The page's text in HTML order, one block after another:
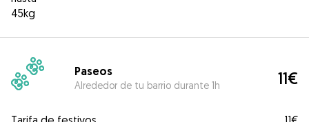
45kg
Paseos
Alrededor de tu barrio durante 1h 11€